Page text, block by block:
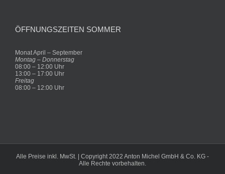
ÖFFNUNGSZEITEN SOMMER
Monat April – September
Montag – Donnerstag
08:00 – 12:00 Uhr
13:00 – 17:00 Uhr
Freitag
08:00 – 12:00 Uhr
Alle Preise inkl. MwSt. | Copyright 2022 Anton Michel GmbH & Co. KG -
Alle Rechte vorbehalten.